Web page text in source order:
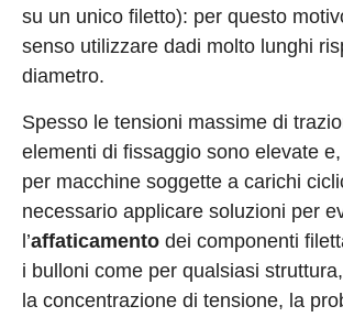
su un unico filetto): per questo
senso utilizzare dadi molto lunghi
diametro.
Spesso le tensioni massime di
elementi di fissaggio sono elevate
per macchine soggette a carichi
necessario applicare soluzioni per
l’affaticamento dei componenti
i bulloni come per qualsiasi
la concentrazione di tensione, la